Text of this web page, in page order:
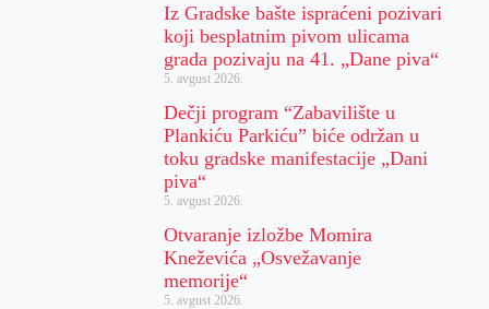
Iz Gradske bašte ispraćeni pozivari
koji besplatnim pivom ulicama
grada pozivaju na 41. „Dane piva“
5. avgust 2026.
Dečji program “Zabavilište u
Plankiću Parkiću” biće održan u
toku gradske manifestacije „Dani
piva“
5. avgust 2026.
Otvaranje izložbe Momira
Kneževića „Osvežavanje
memorije“
5. avgust 2026.